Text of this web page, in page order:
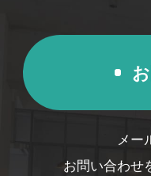
メー
お問い合わせ